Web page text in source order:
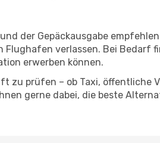
der Gepäckausgabe
verlassen. Bei Bedarf
erwerben können.
zu prüfen – ob Taxi, öffentliche
gerne dabei, die beste